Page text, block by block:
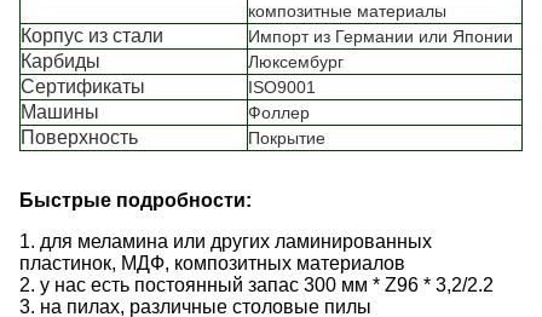
композитные материалы
Корпус из стали Импорт из Германии или Японии
Карбиды Люксембург
Сертификаты ISO9001
Машины Фоллер
Поверхность Покрытие
Быстрые подробности:
1. для меламина или других ламинированных
пластинок, МДФ, композитных материалов
2. у нас есть постоянный запас 300 мм * Z96 * 3,2/2.2
3. на пилах, различные столовые пилы